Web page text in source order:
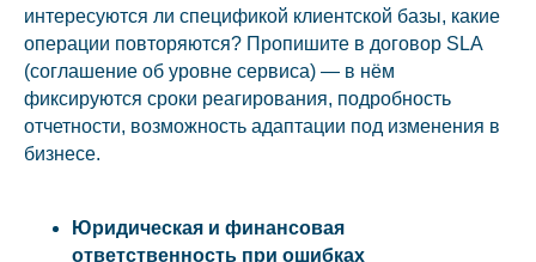
интересуются ли спецификой клиентской базы, какие
операции повторяются? Пропишите в договор SLA
(соглашение об уровне сервиса) — в нём
фиксируются сроки реагирования, подробность
отчетности, возможность адаптации под изменения в
бизнесе.
Юридическая и финансовая
ответственность при ошибках